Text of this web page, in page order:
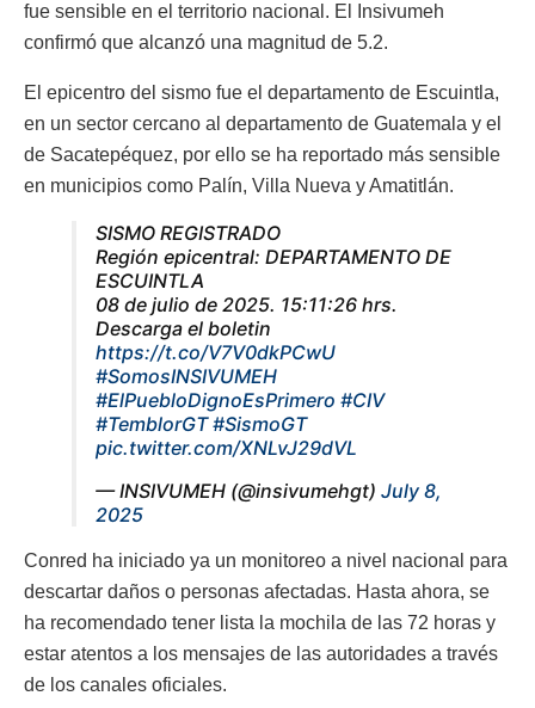
fue sensible en el territorio nacional. El Insivumeh
confirmó que alcanzó una magnitud de 5.2.
El epicentro del sismo fue el departamento de Escuintla,
en un sector cercano al departamento de Guatemala y el
de Sacatepéquez, por ello se ha reportado más sensible
en municipios como Palín, Villa Nueva y Amatitlán.
SISMO REGISTRADO
Región epicentral: DEPARTAMENTO DE
ESCUINTLA
08 de julio de 2025. 15:11:26 hrs.
Descarga el boletin
https://t.co/V7V0dkPCwU
#SomosINSIVUMEH
#ElPuebloDignoEsPrimero #CIV
#TemblorGT #SismoGT
pic.twitter.com/XNLvJ29dVL
— INSIVUMEH (@insivumehgt) July 8,
2025
Conred ha iniciado ya un monitoreo a nivel nacional para
descartar daños o personas afectadas. Hasta ahora, se
ha recomendado tener lista la mochila de las 72 horas y
estar atentos a los mensajes de las autoridades a través
de los canales oficiales.